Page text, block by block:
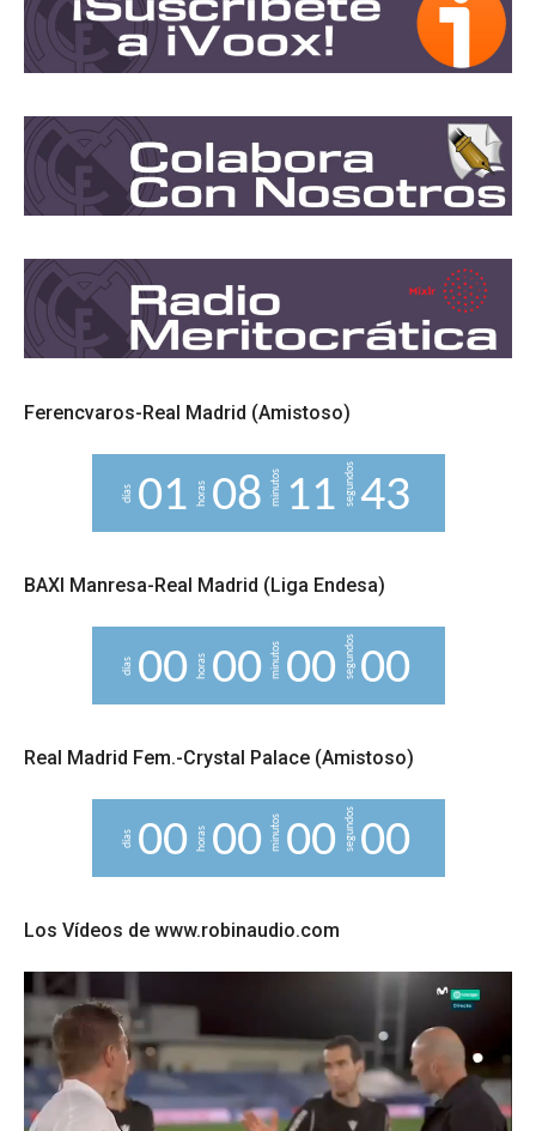
Ferencvaros-Real Madrid (Amistoso)
días 01 horas 08 minutos 11 segundos42
3
BAXI Manresa-Real Madrid (Liga Endesa)
días 00 horas 00 minutos 00segundos00
Real Madrid Fem.-Crystal Palace (Amistoso)
días 00 horas 00 minutos 00segundos00
Los Vídeos de www.robinaudio.com